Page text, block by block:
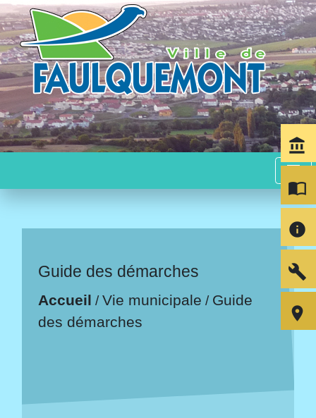
menu
Guide des démarches
Accueil /Vie municipale / Guide
des démarches
account_balance
import_contacts
info
build
room